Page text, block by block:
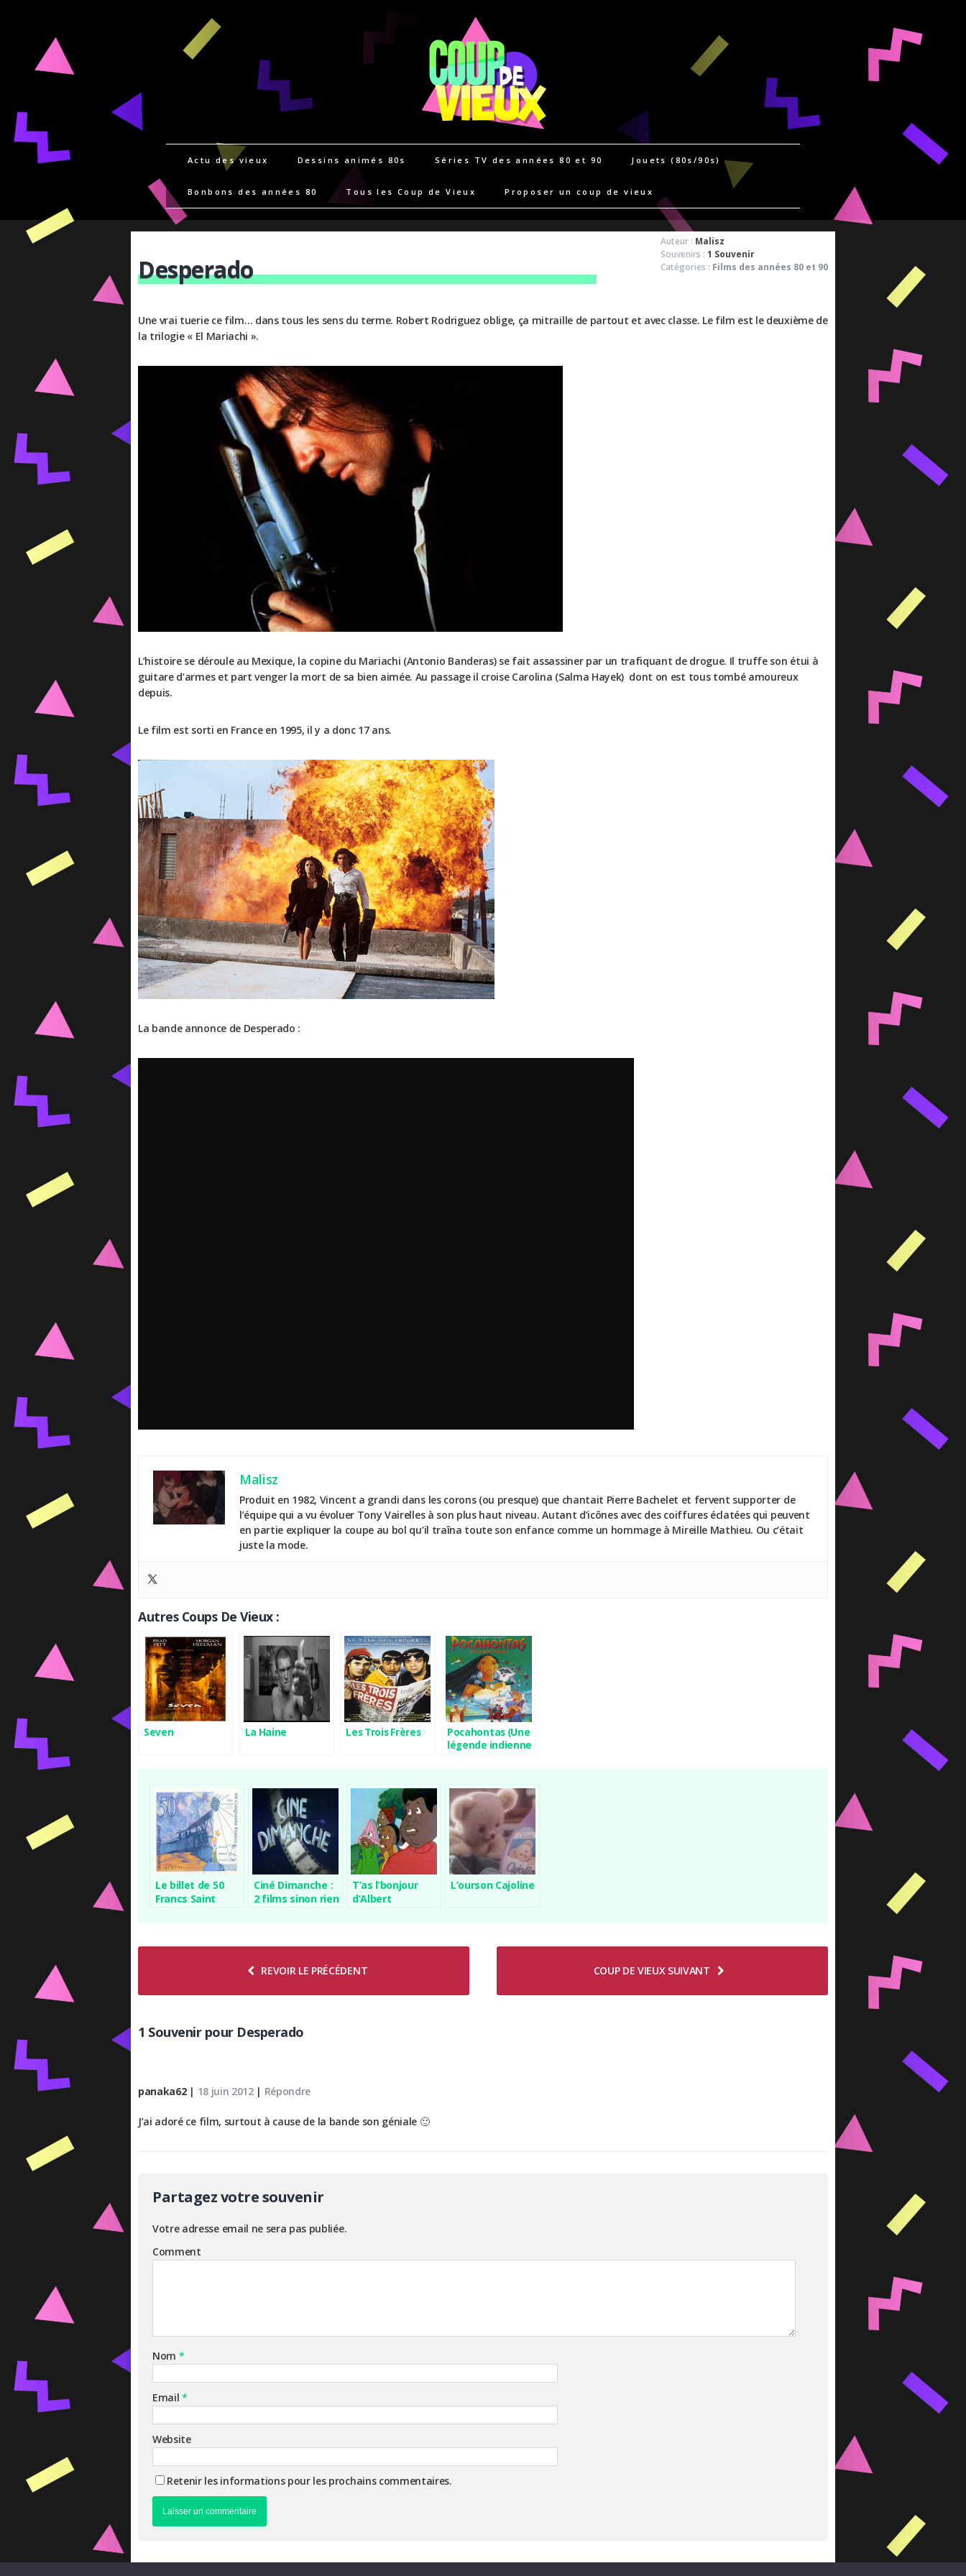
Actu des vieux Dessins animés 80s Séries TV des années 80 et 90 Jouets (80s/90s)
Bonbons des années 80 Tous les Coup de Vieux Proposer un coup de vieux
Desperado
Auteur : Malisz
Souvenirs : 1 Souvenir
Catégories : Films des années 80 et 90
Une vrai tuerie ce film… dans tous les sens du terme. Robert Rodriguez oblige, ça mitraille de partout et avec classe. Le film est le deuxième de
la trilogie « El Mariachi ».
L’histoire se déroule au Mexique, la copine du Mariachi (Antonio Banderas) se fait assassiner par un trafiquant de drogue. Il truffe son étui à
guitare d’armes et part venger la mort de sa bien aimée. Au passage il croise Carolina (Salma Hayek) dont on est tous tombé amoureux
depuis.
Le film est sorti en France en 1995, il y a donc 17 ans.
La bande annonce de Desperado :
Malisz
Produit en 1982, Vincent a grandi dans les corons (ou presque) que chantait Pierre Bachelet et fervent supporter de
l’équipe qui a vu évoluer Tony Vairelles à son plus haut niveau. Autant d’icônes avec des coiffures éclatées qui peuvent
en partie expliquer la coupe au bol qu’il traîna toute son enfance comme un hommage à Mireille Mathieu. Ou c’était
juste la mode.
Autres Coups De Vieux :
Seven La Haine Les Trois Frères
Pocahontas (Une
légende indienne
Le billet de 50
Francs Saint
Ciné Dimanche :
2 films sinon rien
T’as l’bonjour
d’Albert
L’ourson Cajoline
REVOIR LE PRÉCÉDENT COUP DE VIEUX SUIVANT
1 Souvenir pour Desperado
panaka62 | 18 juin 2012| Répondre
J’ai adoré ce film, surtout à cause de la bande son géniale 🙂
Partagez votre souvenir
Votre adresse email ne sera pas publiée.
Comment
Nom *
Email*
Website
Retenir les informations pour les prochains commentaires.